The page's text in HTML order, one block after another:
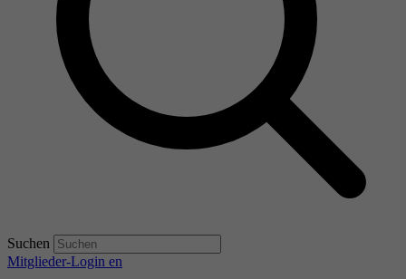
Suchen
Mitglieder-Login en